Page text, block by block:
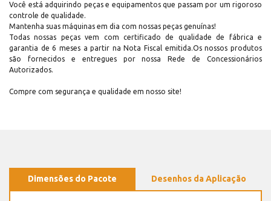
Você está adquirindo peças e equipamentos que passam por um rigoroso
controle de qualidade.
Mantenha suas máquinas em dia com nossas peças genuínas!
Todas nossas peças vem com certificado de qualidade de fábrica e
garantia de 6 meses a partir na Nota Fiscal emitida.Os nossos produtos
são fornecidos e entregues por nossa Rede de Concessionários
Autorizados.
Compre com segurança e qualidade em nosso site!
Dimensões do Pacote Desenhos da Aplicação